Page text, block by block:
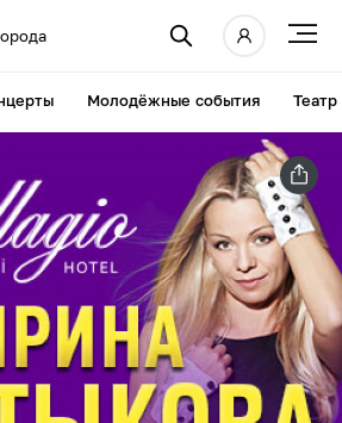
Молодёжные события Театр